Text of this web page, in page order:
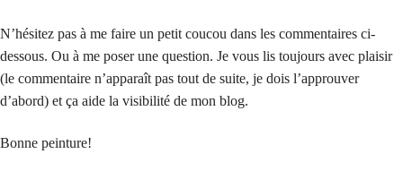
N’hésitez pas à me faire un petit coucou dans les commentaires ci-
dessous. Ou à me poser une question. Je vous lis toujours avec plaisir
(le commentaire n’apparaît pas tout de suite, je dois l’approuver
d’abord) et ça aide la visibilité de mon blog.
Bonne peinture!